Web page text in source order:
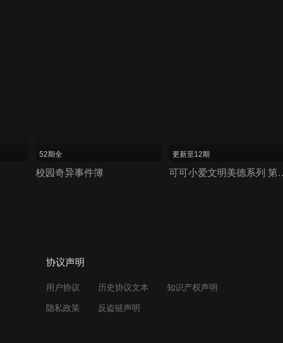
52期全
校园奇异事件簿
更新至12期
可可小爱
协议声明
用户协议 历史协议文本 知识产权声明
隐私政策 反盗链声明